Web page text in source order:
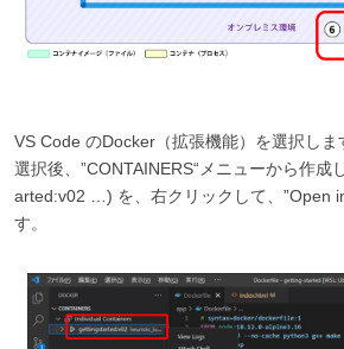
VS Code のDocker（拡張機能）を選択しま
選択後、”CONTAINERS“メニューから作成
arted:v02 …) を、右クリックして、”Open
す。